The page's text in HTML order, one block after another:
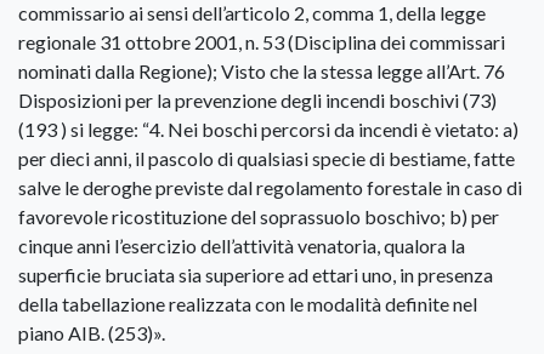
commissario ai sensi dell’articolo 2, comma 1, della legge
regionale 31 ottobre 2001, n. 53 (Disciplina dei commissari
nominati dalla Regione); Visto che la stessa legge all’Art. 76
Disposizioni per la prevenzione degli incendi boschivi (73)
(193 ) si legge: “4. Nei boschi percorsi da incendi è vietato: a)
per dieci anni, il pascolo di qualsiasi specie di bestiame, fatte
salve le deroghe previste dal regolamento forestale in caso di
favorevole ricostituzione del soprassuolo boschivo; b) per
cinque anni l’esercizio dell’attività venatoria, qualora la
superficie bruciata sia superiore ad ettari uno, in presenza
della tabellazione realizzata con le modalità definite nel
piano AIB. (253)».